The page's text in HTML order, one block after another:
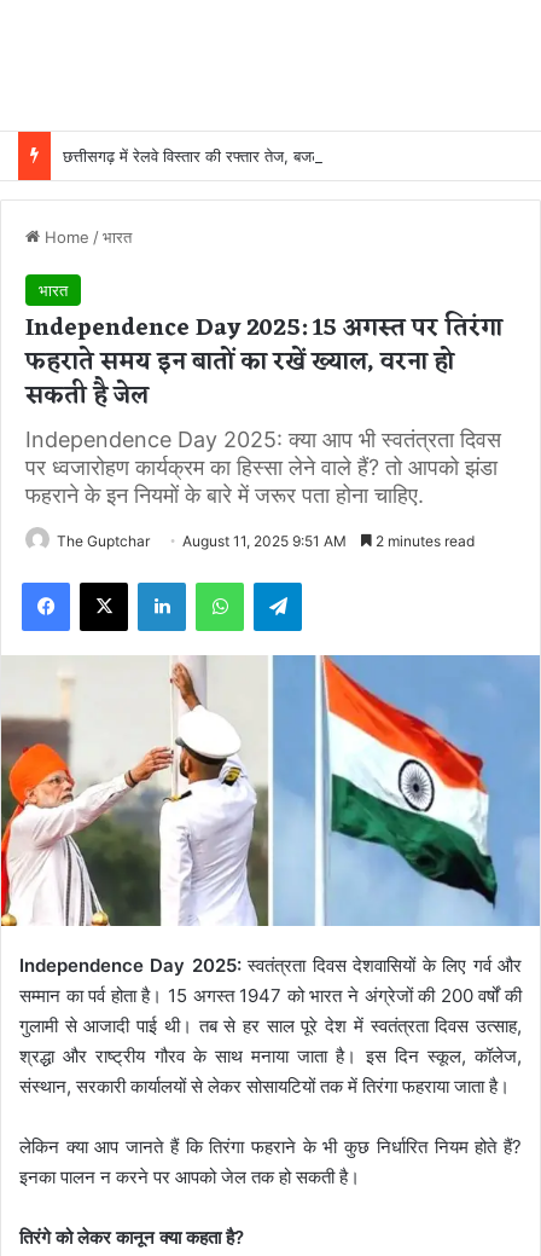
Home /भारत
भारत
Independence Day 2025: 15 अगस्त पर तिरंगा
फहराते समय इन बातों का रखें ख्याल, वरना हो
सकती है जेल
Independence Day 2025: क्या आप भी स्वतंत्रता दिवस
पर ध्वजारोहण कार्यक्रम का हिस्सा लेने वाले हैं? तो आपको झंडा
फहराने के इन नियमों के बारे में जरूर पता होना चाहिए.
The Guptchar August 11, 2025 9:51 AM 2 minutes read
Independence Day 2025:स्वतंत्रता दिवस देशवासियों के लिए गर्व और
सम्मान का पर्व होता है। 15 अगस्त 1947 को भारत ने अंग्रेजों की 200 वर्षों की
गुलामी से आजादी पाई थी। तब से हर साल पूरे देश में स्वतंत्रता दिवस उत्साह,
श्रद्धा और राष्ट्रीय गौरव के साथ मनाया जाता है। इस दिन स्कूल, कॉलेज,
संस्थान, सरकारी कार्यालयों से लेकर सोसायटियों तक में तिरंगा फहराया जाता है।
लेकिन क्या आप जानते हैं कि तिरंगा फहराने के भी कुछ निर्धारित नियम होते हैं?
इनका पालन न करने पर आपको जेल तक हो सकती है।
तिरंगे को लेकर कानून क्या कहता है?